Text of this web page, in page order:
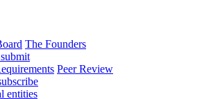
The Founders
Peer Review
entities